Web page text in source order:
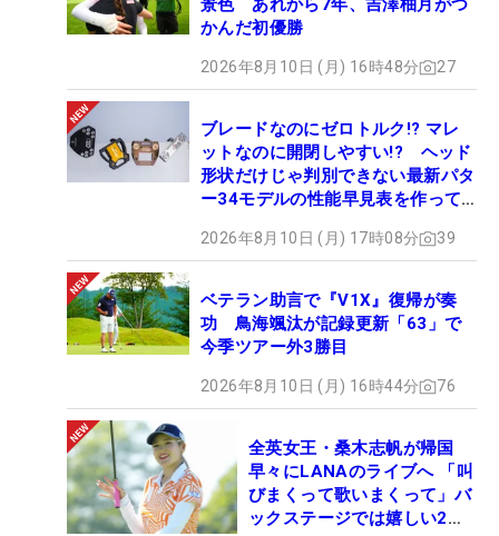
景色 あれから7年、吉澤柚月がつ
かんだ初優勝
2026年8月10日 (月) 16時48分 27
ブレードなのにゼロトルク!? マレ
ットなのに開閉しやすい!? ヘッド
形状だけじゃ判別できない最新パタ
ー34モデルの性能早見表を作って
2026年8月10日 (月) 17時08分 39
ベテラン助言で『V1X』復帰が奏
功 鳥海颯汰が記録更新「63」で
今季ツアー外3勝目
2026年8月10日 (月) 16時44分 76
全英女王・桑木志帆が帰国
早々にLANAのライブへ 「叫
びまくって歌いまくって」バ
ックステージでは嬉しい2シ